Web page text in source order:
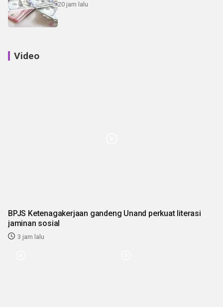
20 jam lalu
Video
BPJS Ketenagakerjaan gandeng Unand perkuat literasi
jaminan sosial
3 jam lalu